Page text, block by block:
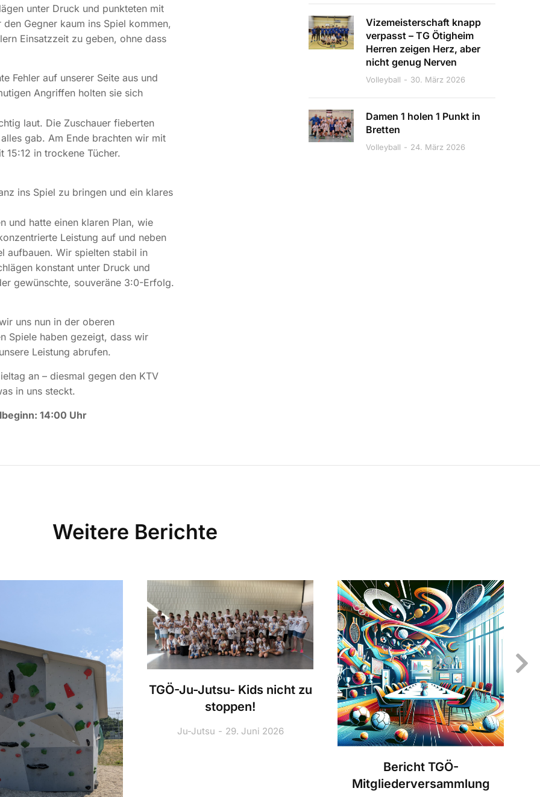
unter Druck und punkteten mit
Gegner kaum ins Spiel kommen,
Einsatzzeit zu geben, ohne dass
Fehler auf unserer Seite aus und
Angriffen holten sie sich
laut. Die Zuschauer fieberten
gab. Am Ende brachten wir mit
15:12 in trockene Tücher.
ins Spiel zu bringen und ein klares
und hatte einen klaren Plan, wie
Leistung auf und neben
aufbauen. Wir spielten stabil in
konstant unter Druck und
gewünschte, souveräne 3:0-Erfolg.
uns nun in der oberen
Spiele haben gezeigt, dass wir
Leistung abrufen.
an – diesmal gegen den KTV
in uns steckt.
14:00 Uhr
Vizemeisterschaft knapp
verpasst – TG Ötigheim
Herren zeigen Herz, aber
nicht genug Nerven
Volleyball 30. März 2026
Damen 1 holen 1 Punkt in
Bretten
Volleyball 24. März 2026
Weitere Berichte
TGÖ-Ju-Jutsu- Kids nicht zu
stoppen!
Ju-Jutsu 29. Juni 2026
Bericht TGÖ-
Mitgliederversammlung